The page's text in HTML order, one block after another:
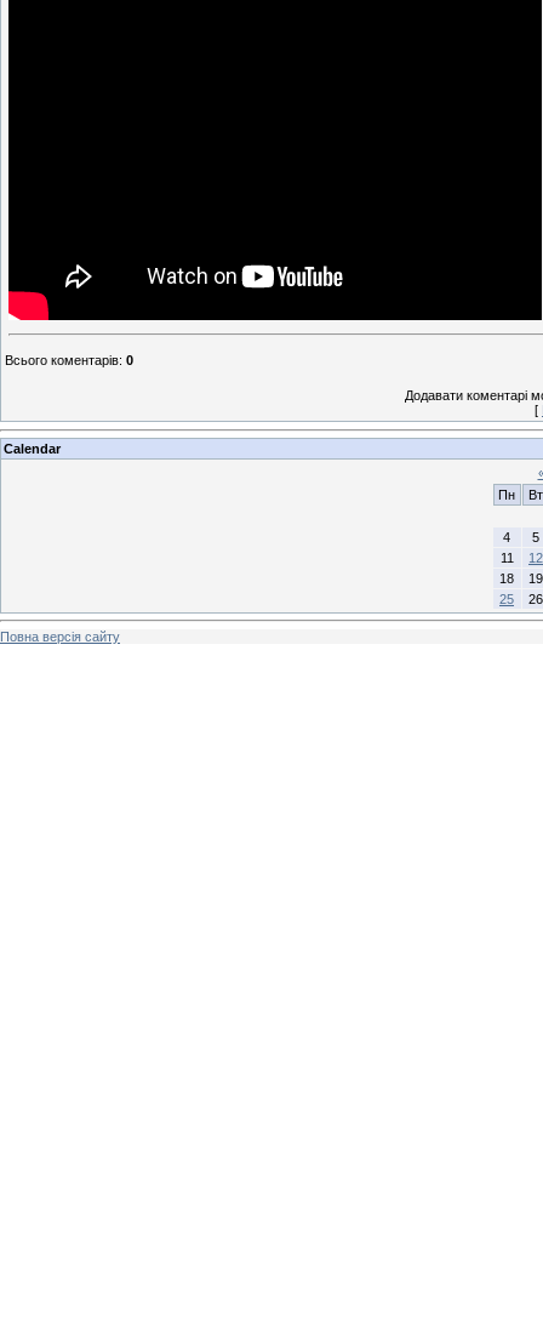
Всього коментарів: 0
Додавати коментарі
[
Calendar
Пн
Вт
4
5
11
12
18
19
25
26
Повна версія сайту